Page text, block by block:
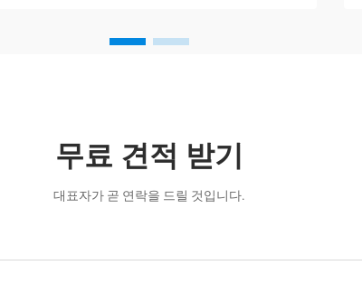
무료 견적 받기
대표자가 곧 연락을 드릴 것입니다.